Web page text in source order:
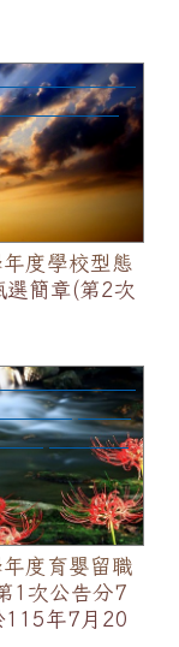
校型態原住民
次公告分次招
度學校型態
選簡章(第2次
嬰留職停薪英
次招考)第6次
一)賡續辦理
度育嬰留職
1次公告分7
115年7月20